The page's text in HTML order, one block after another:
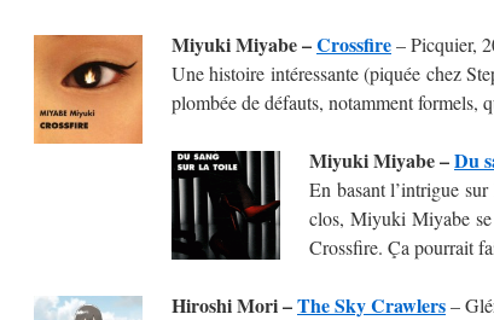
Miyuki Miyabe –Crossfire– Picquier,
Une histoire intéressante (piquée chez
plombée de défauts, notamment formels,
Miyuki Miyabe –Du
En basant l’intrigue
clos, Miyuki Miyabe se
Crossfire. Ça pourrait
Hiroshi Mori –The Sky Crawlers–